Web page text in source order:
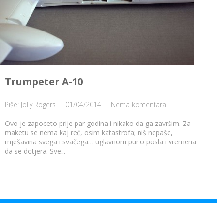
Trumpeter A-10
Piše: Jolly Rogers 01/04/2014 Nema komentara
Ovo je zapoceto prije par godina i nikako da ga završim. Za
maketu se nema kaj reć, osim katastrofa; niš nepaše,
mješavina svega i svačega… uglavnom puno posla i vremena
da se dotjera. Sve...